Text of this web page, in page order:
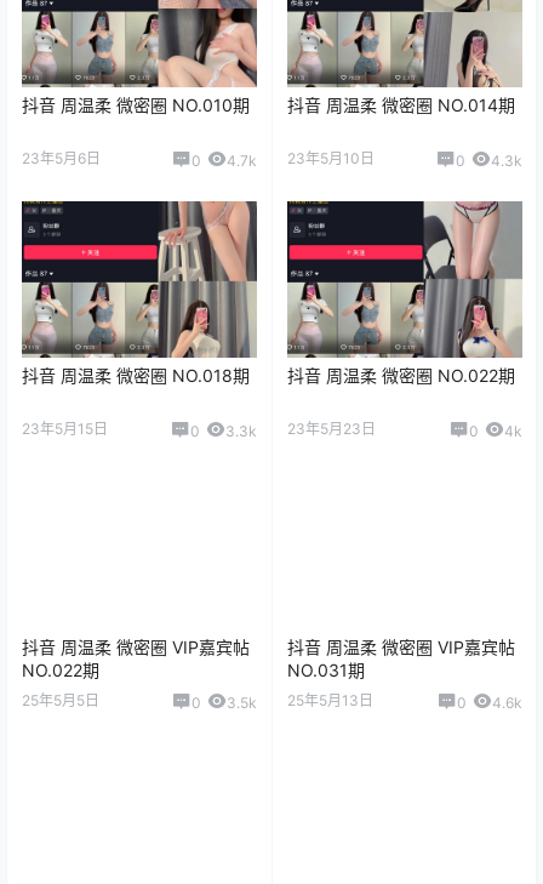
抖音 周温柔 微密圈 NO.010期
23年5月6日 0 4.7k
抖音 周温柔 微密圈 NO.014期
23年5月10日 0 4.3k
抖音 周温柔 微密圈 NO.018期
23年5月15日 0 3.3k
抖音 周温柔 微密圈 NO.022期
23年5月23日 0 4k
抖音 周温柔 微密圈 VIP嘉宾帖
NO.022期
25年5月5日 0 3.5k
抖音 周温柔 微密圈 VIP嘉宾帖
NO.031期
25年5月13日 0 4.6k